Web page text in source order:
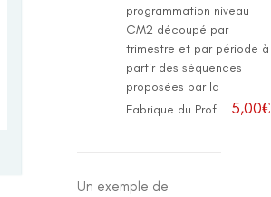
programmation niveau
CM2 découpé par
trimestre et par période à
partir des séquences
proposées par la
Fabrique du Prof... 5,00€
Un exemple de